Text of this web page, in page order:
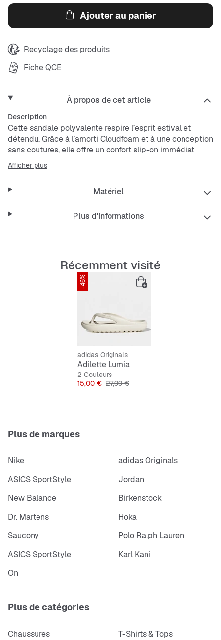
Ajouter au panier
Recyclage des produits
Fiche QCE
À propos de cet article
Description
Cette sandale polyvalente respire l’esprit estival et
détendu. Grâce à l’amorti Cloudfoam et à une conception
sans coutures, elle offre un confort slip-on immédiat
dans un design épuré.La semelle Cloudfoam garantit un
confort complet du premier pas à chaque foulée, avec
un amorti ultra-doux et généreux. Moulée par injection
en une seule pièce, elle n’a aucune arête rugueuse,
seulement une finition douce et lisse pour un port
quotidien agréable.Le logoadidasdiscret apporte une
Chaussant standard
Slip-on / à bride
Semelle CLOUDFOAM
Construction moulée par injection en une seule
Afficher plus
Matériel
Plus d'informations
Récemment visité
-46%
adidas Originals
Adilette Lumia
2 Couleurs
Prix
15,00 € Prix original
27,99 €
Plus de marques
Nike
adidas Originals
ASICS SportStyle
Jordan
New Balance
Birkenstock
Dr. Martens
Hoka
Saucony
Polo Ralph Lauren
ASICS SportStyle
Karl Kani
On
Plus de catégories
Chaussures
T-Shirts & Tops